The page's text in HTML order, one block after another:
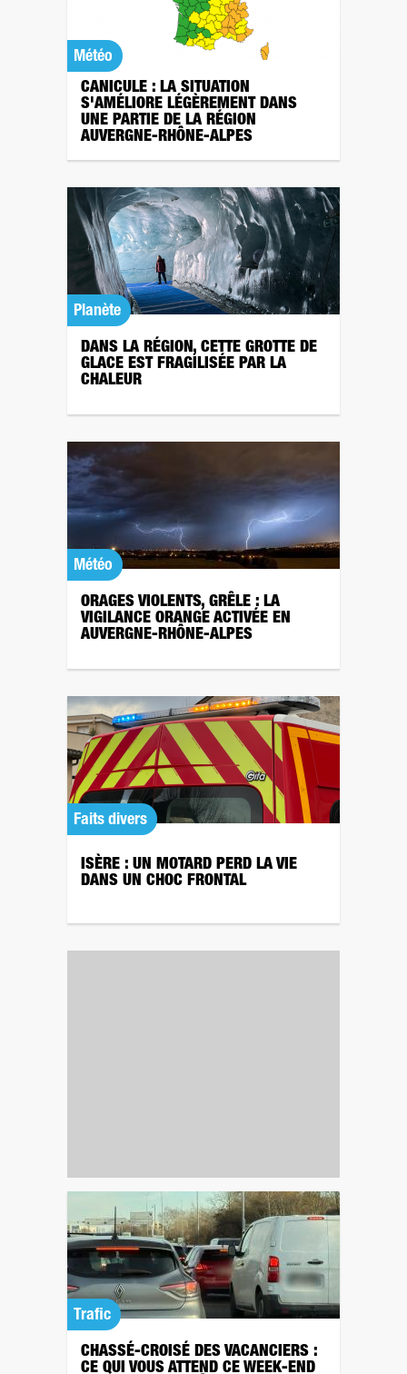
Météo
CANICULE : LA SITUATION
S'AMÉLIORE LÉGÈREMENT DANS
UNE PARTIE DE LA RÉGION
AUVERGNE-RHÔNE-ALPES
Planète
DANS LA RÉGION, CETTE GROTTE DE
GLACE EST FRAGILISÉE PAR LA
CHALEUR
Météo
ORAGES VIOLENTS, GRÊLE : LA
VIGILANCE ORANGE ACTIVÉE EN
AUVERGNE-RHÔNE-ALPES
Faits divers
ISÈRE : UN MOTARD PERD LA VIE
DANS UN CHOC FRONTAL
Trafic
CHASSÉ-CROISÉ DES VACANCIERS :
CE QUI VOUS ATTEND CE WEEK-END